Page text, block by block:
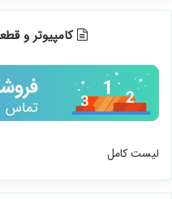
کامپیوتر و
لیست کامل